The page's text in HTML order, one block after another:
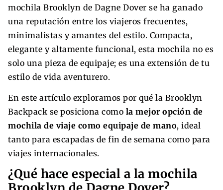
mochila Brooklyn de Dagne Dover se ha ganado
una reputación entre los viajeros frecuentes,
minimalistas y amantes del estilo. Compacta,
elegante y altamente funcional, esta mochila no es
solo una pieza de equipaje; es una extensión de tu
estilo de vida aventurero.
En este artículo exploramos por qué la Brooklyn
Backpack se posiciona como la mejor opción de
mochila de viaje como equipaje de mano, ideal
tanto para escapadas de fin de semana como para
viajes internacionales.
¿Qué hace especial a la mochila